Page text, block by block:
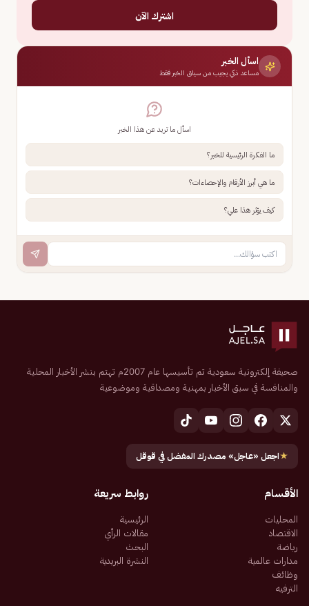
اشترك الآن
اسأل الخبر
مساعد ذكي يجيب من سياق الخبر فقط
اسأل ما تريد عن هذا الخبر
ما الفكرة الرئيسية للخبر؟
ما هي أبرز الأرقام والإحصاءات؟
كيف يؤثر هذا علي؟
صحيفة إلكترونية سعودية تم تأسيسها عام 2007م تهتم بنشر الأخبار المحلية
والمنافسة في سبق الأخبار بمهنية ومصداقية وموضوعية
★اجعل «عاجل» مصدرك المفضل في قوقل
الأقسام
المحليات
الاقتصاد
رياضة
مدارات عالمية
وظائف
الترفيه
روابط سريعة
الرئيسية
مقالات الرأي
البحث
النشرة البريدية